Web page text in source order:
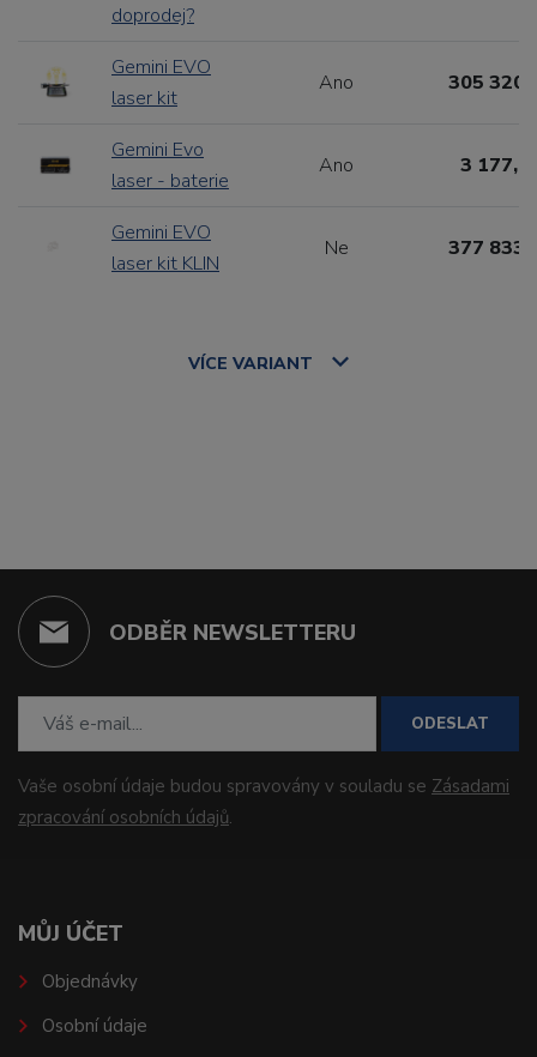
doprodej?
Gemini EVO
laser kit
Ano 305
Gemini Evo
laser - baterie
Ano 3
Gemini EVO
laser kit KLIN
Ne 377
VÍCE VARIANT
ODBĚR NEWSLETTERU
ODESLAT
Vaše osobní údaje budou spravovány v souladu se Zásadami
zpracování osobních údajů.
MŮJ ÚČET
Objednávky
Osobní údaje